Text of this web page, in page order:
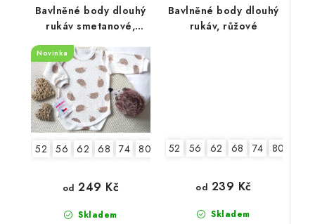
Bavlněné body dlouhý
rukáv smetanové,
Novinka
52 56 62 68 74 80 86 92
Skladem
od 249 Kč
Bavlněné body dlouhý
rukáv, růžové
52 56 62 68 74 80
Skladem
od 239 Kč